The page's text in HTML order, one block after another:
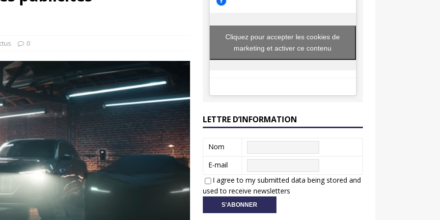
GTi : naissance d’une légende
0
Cliquez pour accepter les cookies de
marketing et activer ce contenu
LETTRE D’INFORMATION
Nom
E-mail
I agree to my submitted data being stored and
used to receive newsletters